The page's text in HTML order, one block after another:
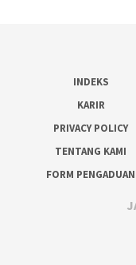
INDEKS
KARIR
PRIVACY POLICY
TENTANG KAMI
FORM PENGADUAN